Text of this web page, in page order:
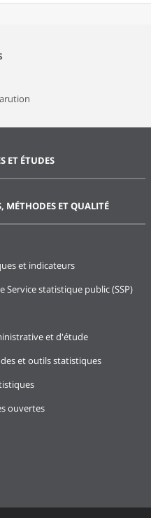
ET ÉTUDES
MÉTHODES ET QUALITÉ
et indicateurs
Service statistique public (SSP)
et d'étude
et outils statistiques
ouvertes